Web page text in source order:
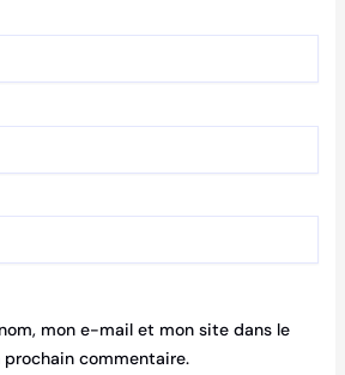
mon e-mail et mon site dans le
commentaire.